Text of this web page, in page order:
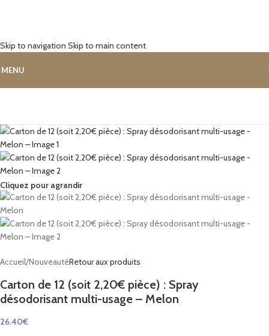
Skip to navigation Skip to main content
MENU
Cliquez pour agrandir
Accueil/NouveautéRetour aux produits
Carton de 12 (soit 2,20€ pièce) : Spray
désodorisant multi-usage – Melon
26.40€